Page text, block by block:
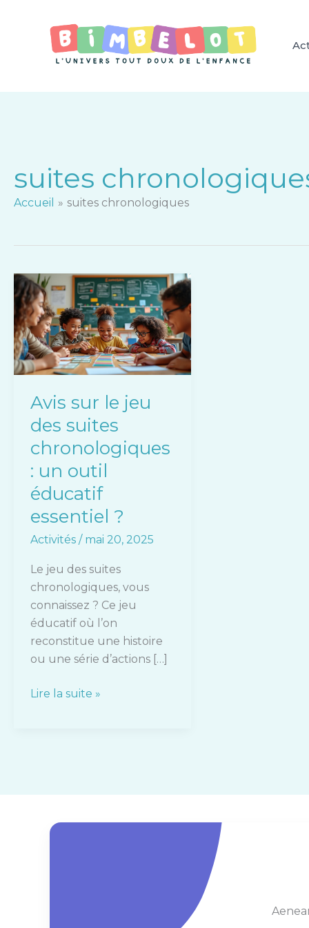
suites
Accueil suites chronologiques
Avis sur le jeu
des suites
chronologiques
: un outil
éducatif
essentiel ?
Activités / mai 20, 2025
Le jeu des suites
chronologiques, vous
connaissez ? Ce jeu
éducatif où l’on
reconstitue une histoire
ou une série d’actions […]
Avis
sur
le
jeu
des
suites
:
un
outil
essentiel
?
Lire la suite »